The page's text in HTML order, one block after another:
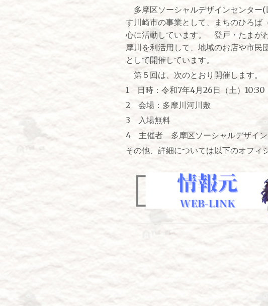
多摩区ソーシャルデザインセンター
す川崎市の事業として、まちのひろば
心に活動しています。 登戸・たまが
摩川を利活用して、地域のお店や市民
として開催しています。
第５回は、次のとおり開催します。
1 日時：令和7年4月26日（土）10:30
2 会場：多摩川河川敷
3 入場無料
4 主催者 多摩区ソーシャルデザイン
その他、詳細については以下のオフィ